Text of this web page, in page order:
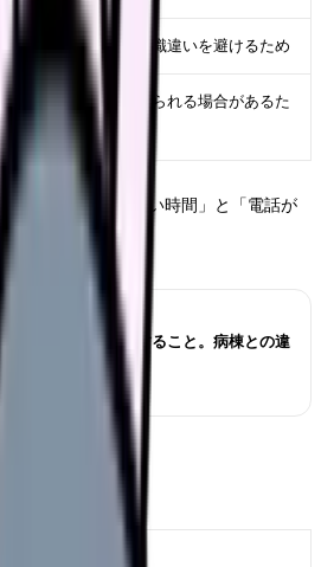
給与や勤務条件の認識違いを避けるため
募集枠や面接枠が限られる場合があるた
り、「電話してよい時間」と「電話が
現実的です。
転職する前に確認すること。病棟との違